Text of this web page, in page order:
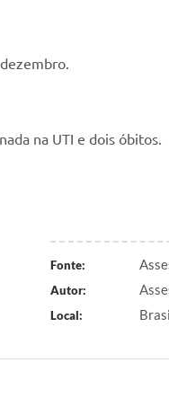
na UTI e dois óbitos.
Fonte:
Autor:
Local: